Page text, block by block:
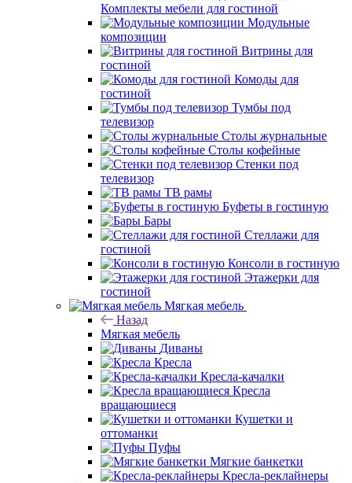
Комплекты мебели для гостиной
Модульные
композиции
Витрины для
гостиной
Комоды для
гостиной
Тумбы под
телевизор
Столы журнальные
Столы кофейные
Стенки под
телевизор
ТВ рамы
Буфеты в гостиную
Бары
Стеллажи для
гостиной
Консоли в гостиную
Этажерки для
гостиной
Мягкая мебель
Назад
Мягкая мебель
Диваны
Кресла
Кресла-качалки
Кресла
вращающиеся
Кушетки и
оттоманки
Пуфы
Мягкие банкетки
Кресла-реклайнеры